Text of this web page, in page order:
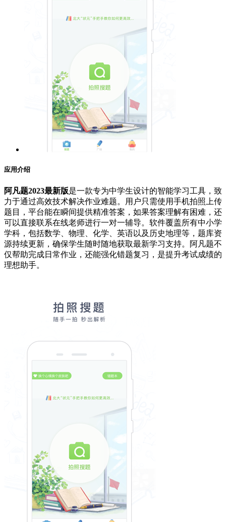
应用介绍
阿凡题2023最新版是一款专为中学生设计的智能学习工具，致
力于通过高效技术解决作业难题。用户只需使用手机拍照上传
题目，平台能在瞬间提供精准答案，如果答案理解有困难，还
可以直接联系在线老师进行一对一辅导。软件覆盖所有中小学
学科，包括数学、物理、化学、英语以及历史地理等，题库资
源持续更新，确保学生随时随地获取最新学习支持。阿凡题不
仅帮助完成日常作业，还能强化错题复习，是提升考试成绩的
理想助手。